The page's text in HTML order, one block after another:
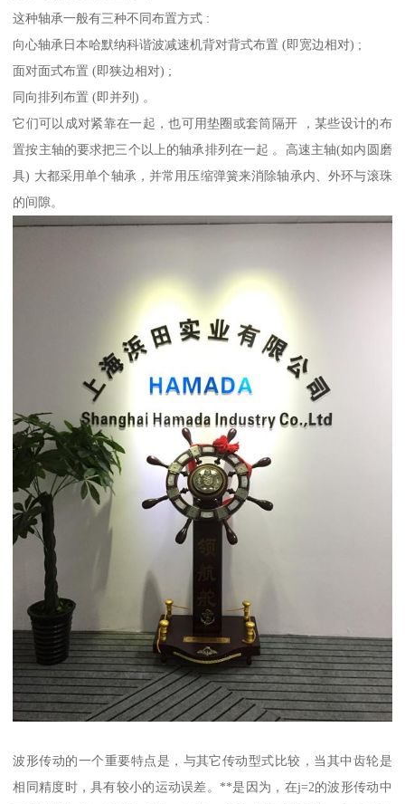
这种轴承一般有三种不同布置方式 :
向心轴承日本哈默纳科谐波减速机背对背式布置 (即宽边相对) ;
面对面式布置 (即狭边相对) ;
同向排列布置 (即并列) 。
它们可以成对紧靠在一起，也可用垫圈或套筒隔开 ，某些设计的布
置按主轴的要求把三个以上的轴承排列在一起 。高速主轴(如内圆磨
具) 大都采用单个轴承，并常用压缩弹簧来消除轴承内、外环与滚珠
的间隙。
波形传动的一个重要特点是，与其它传动型式比较，当其中齿轮是
相同精度时，具有较小的运动误差。**是因为，在j=2的波形传动中